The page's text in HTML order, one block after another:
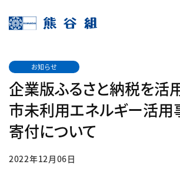
お知らせ
企業版ふるさと納税を活
市未利用エネルギー活用
寄付について
2022年12月06日